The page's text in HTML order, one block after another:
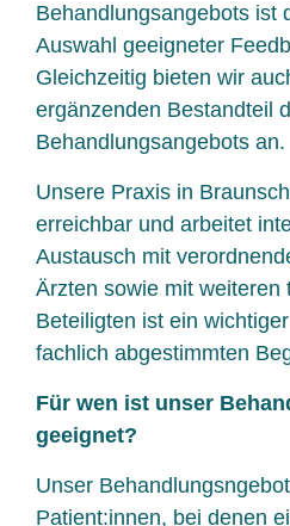
Behandlungsangebots ist
Auswahl geeigneter
Gleichzeitig bieten wir
ergänzenden Bestandteil
Behandlungsangebots an.
Unsere Praxis in
erreichbar und arbeitet
Austausch mit
Ärzten sowie mit weiteren
Beteiligten ist ein
fachlich abgestimmten
Für wen ist unser
geeignet?
Unser
Patient:innen, bei denen